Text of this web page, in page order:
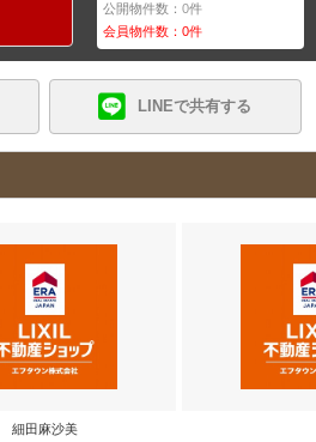
公開物件数：0件
会員物件数：0件
LINEで共有する
細田麻沙美